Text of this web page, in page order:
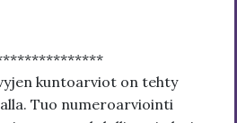
kuntoarviot on tehty
Tuo numeroarviointi